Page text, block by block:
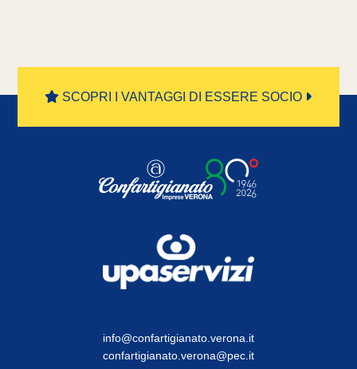
SCOPRI I VANTAGGI DI ESSERE SOCIO
info@confartigianato.verona.it
confartigianato.verona@pec.it